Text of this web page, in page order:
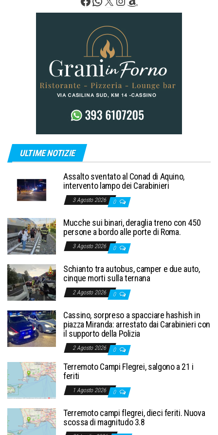
ULTIME NOTIZIE
Assalto sventato al Conad di Aquino,
intervento lampo dei Carabinieri
3 Agosto 2026 0
Mucche sui binari, deraglia treno con 450
persone a bordo alle porte di Roma.
3 Agosto 2026 0
Schianto tra autobus, camper e due auto,
cinque morti sulla ternana
2 Agosto 2026 0
Cassino, sorpreso a spacciare hashish in
piazza Miranda: arrestato dai Carabinieri con
il supporto della Polizia
2 Agosto 2026 0
Terremoto Campi Flegrei, salgono a 21 i
feriti
1 Agosto 2026 0
Terremoto campi flegrei, dieci feriti. Nuova
scossa di magnitudo 3.8